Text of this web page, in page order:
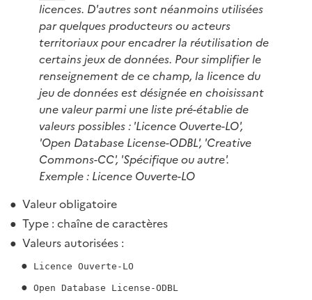
licences. D'autres sont néanmoins utilisées
par quelques producteurs ou acteurs
territoriaux pour encadrer la réutilisation de
certains jeux de données. Pour simplifier le
renseignement de ce champ, la licence du
jeu de données est désignée en choisissant
une valeur parmi une liste pré-établie de
valeurs possibles : 'Licence Ouverte-LO',
'Open Database License-ODBL', 'Creative
Commons-CC', 'Spécifique ou autre'.
Exemple : Licence Ouverte-LO
Valeur obligatoire
Type : chaîne de caractères
Valeurs autorisées :
Licence Ouverte-LO
Open Database License-ODBL